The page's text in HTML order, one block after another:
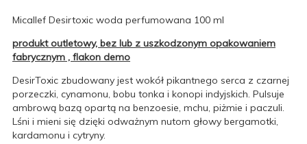
Micallef Desirtoxic woda perfumowana 100 ml
produkt outletowy, bez lub z uszkodzonym opakowaniem
fabrycznym , flakon demo
DesirToxic zbudowany jest wokół pikantnego serca z czarnej
porzeczki, cynamonu, bobu tonka i konopi indyjskich. Pulsuje
ambrową bazą opartą na benzoesie, mchu, piżmie i paczuli.
Lśni i mieni się dzięki odważnym nutom głowy bergamotki,
kardamonu i cytryny.